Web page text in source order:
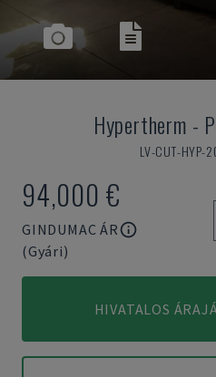
Hypertherm -
LV-CUT-HYP-
94,000 €
GINDUMAC ÁR
(Gyári)
HIVATALOS